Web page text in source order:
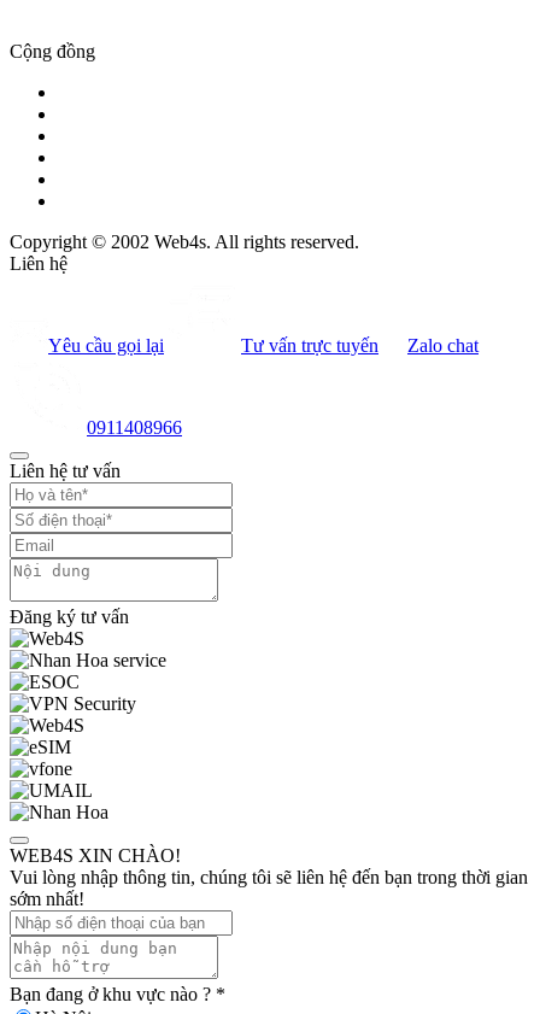
Cộng đồng
Copyright © 2002 Web4s. All rights reserved.
Liên hệ
Yêu cầu gọi lại Tư vấn trực tuyến Zalo chat
0911408966
Liên hệ tư vấn
Đăng ký tư vấn
WEB4S XIN CHÀO!
Vui lòng nhập thông tin, chúng tôi sẽ liên hệ đến bạn trong thời gian
sớm nhất!
Bạn đang ở khu vực nào ? *